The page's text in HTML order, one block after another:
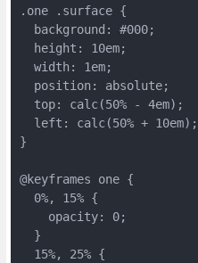
.one .surface {
  background: #000;
  height: 10em;
  width: 1em;
  position: absolute;
  top: calc(50% - 4em);
  left: calc(50% + 10em);
}
@keyframes one {
  0%, 15% {
    opacity: 0;
  }
  15%, 25% {